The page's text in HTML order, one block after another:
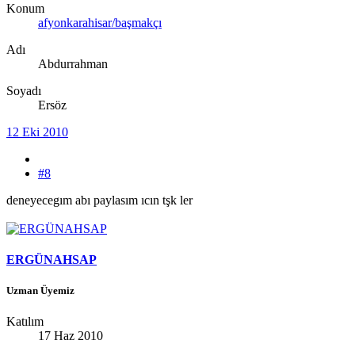
Konum
afyonkarahisar/başmakçı
Adı
Abdurrahman
Soyadı
Ersöz
12 Eki 2010
#8
deneyecegım abı paylasım ıcın tşk ler
ERGÜNAHSAP
Uzman Üyemiz
Katılım
17 Haz 2010